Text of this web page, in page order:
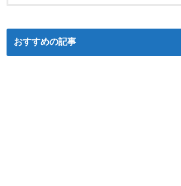
おすすめの記事